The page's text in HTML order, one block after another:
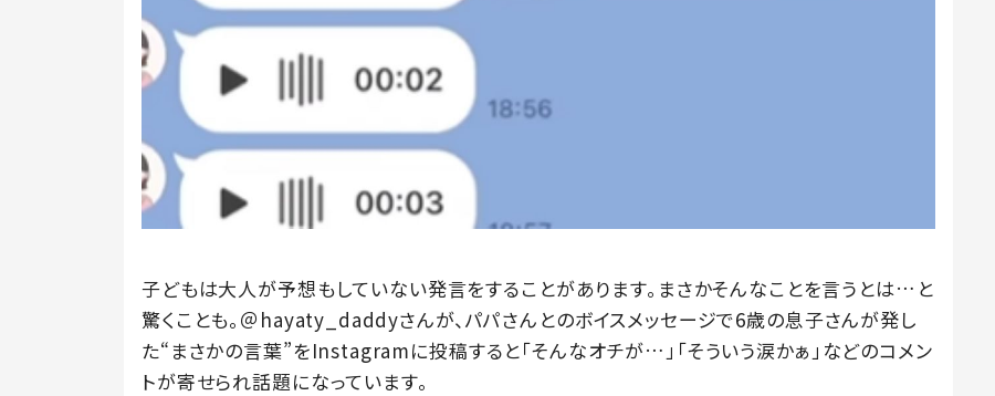
子どもは大人が予想もしていない発言をすることがあります。まさかそんなことを言うとは…と
驚くことも。＠hayaty_daddyさんが、パパさんとのボイスメッセージで6歳の息子さんが発し
た“まさかの言葉”をInstagramに投稿すると「そんなオチが…」「そういう涙かぁ」などのコメン
トが寄せられ話題になっています。